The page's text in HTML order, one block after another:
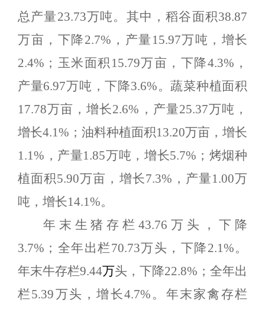
总产量23.73万吨。其中，稻谷面积38.87
万亩，下降2.7% ，产量 15.97万吨，增长
2.4% ；玉米面积 15.79万亩，下降4.3% ，
产量6.97万吨，下降3.6%。蔬菜种植面积
17.78万亩，增长2.6% ，产量25.37万吨，
增长4.1% ；油料种植面积13.20万亩，增长
1.1% ，产量1.85万吨，增长5.7% ；烤烟种
植面积5.90万亩，增长7.3% ，产量1.00万
吨，增长14.1%。
年末生猪存栏43.76 万头，下降
3.7% ； 全年出栏70.73万头，下降2.1%。
年末牛存栏9.44万头，下降22.8% ；全年出
栏5.39万头，增长4.7% 。年末家禽存栏